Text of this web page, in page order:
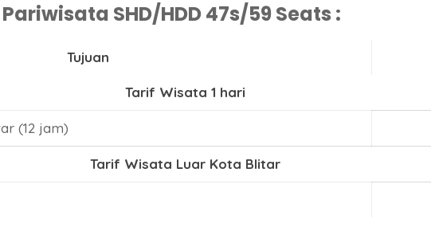
SHD/HDD 47s/59 Seats :
Tujuan
Tarif Wisata 1 hari
(12 jam)
Tarif Wisata Luar Kota Blitar